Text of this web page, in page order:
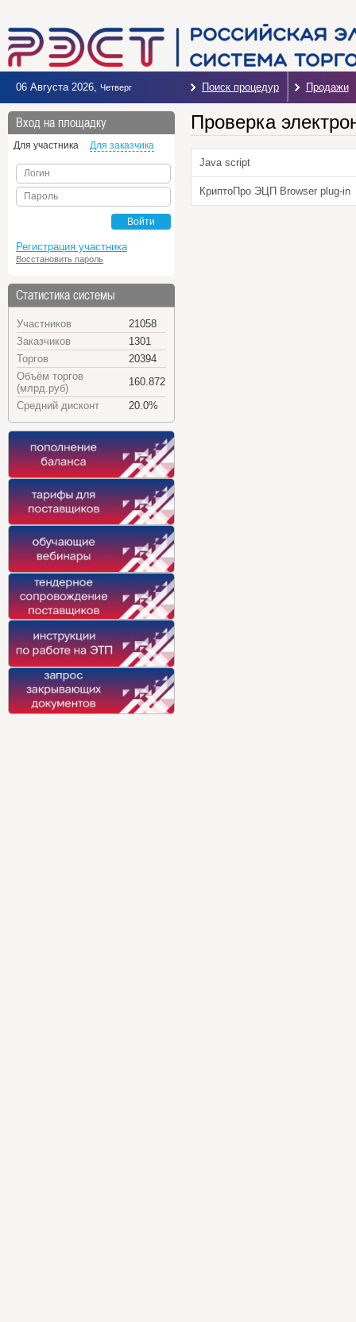
06 Августа 2026, Четверг Поиск процедур Продажи
Вход на площадку
Для участника Для заказчика
Логин
Пароль
Войти
Регистрация участника
Восстановить пароль
Статистика системы
Участников
21058
Заказчиков
1301
Торгов
20394
Объём торгов
(млрд.руб)
160.872
Средний дисконт
20.0%
Проверка
Java script
КриптоПро ЭЦП Browser plug-in